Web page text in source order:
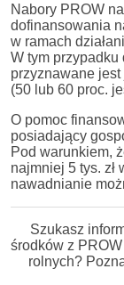
Nabory PROW
dofinansowania
w ramach
W tym
przyznawane
(50 lub 60 proc.
O pomoc
posiadający
Pod warunkiem,
najmniej 5 tys. zł
nawadnianie
Szukasz
środków z
rolnych?